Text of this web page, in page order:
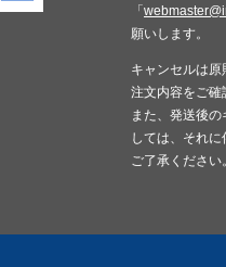
「
願いします。
キャンセルは
注文内容をご確
また、発送後
しては、それ
ご了承ください。